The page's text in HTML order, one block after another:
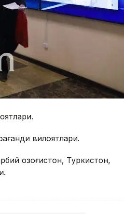
вилоятлари.
Қозоғистон, Туркистон,